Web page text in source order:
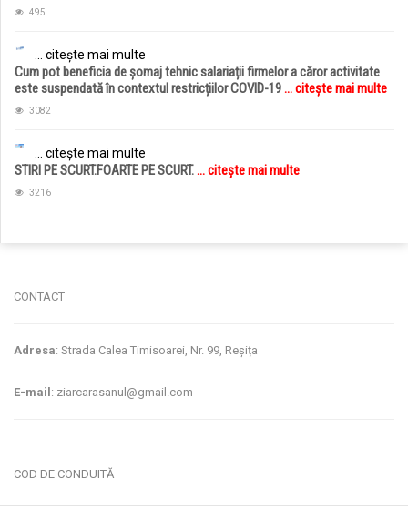
495
... citește mai multe
Cum pot beneficia de șomaj tehnic salariații firmelor a căror activitate
este suspendată în contextul restricțiilor COVID-19... citește mai multe
3082
... citește mai multe
STIRI PE SCURT.FOARTE PE SCURT.... citește mai multe
3216
CONTACT
Adresa: Strada Calea Timisoarei, Nr. 99, Reșița
E-mail : ziarcarasanul@gmail.com
COD DE CONDUITĂ